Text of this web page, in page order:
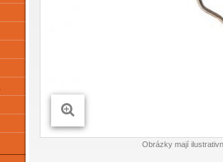
Obrázky mají